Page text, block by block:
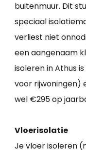
buitenmuur. Dit
speciaal
verliest niet
een aangenaam
isoleren in Athus
voor rijwoningen)
wel €295 op
Vloerisolatie
Je vloer isoleren